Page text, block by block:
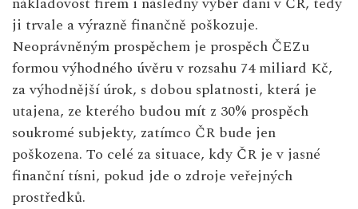
ji trvale a výrazně finančně poškozuje.
Neoprávněným prospěchem je prospěch ČEZu
formou výhodného úvěru v rozsahu 74 miliard Kč,
za výhodnější úrok, s dobou splatnosti, která je
utajena, ze kterého budou mít z 30% prospěch
soukromé subjekty, zatímco ČR bude jen
poškozena. To celé za situace, kdy ČR je v jasné
finanční tísni, pokud jde o zdroje veřejných
prostředků.